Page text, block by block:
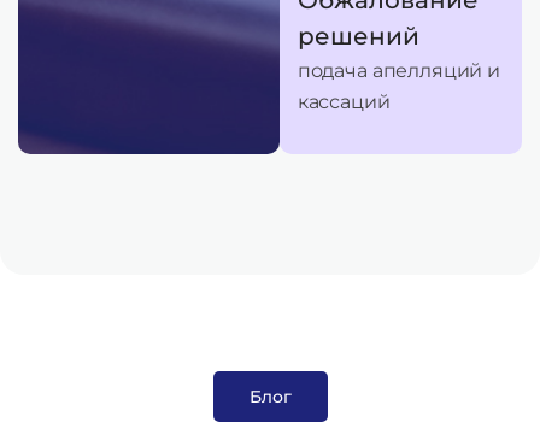
решений
подача апелляций и
кассаций
Блог